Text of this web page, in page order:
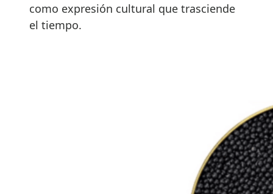
como expresión cultural que trasciende
el tiempo.